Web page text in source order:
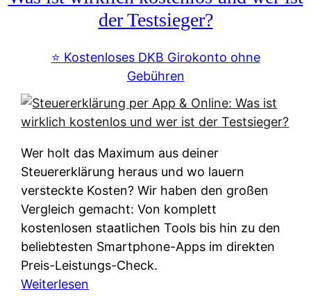
e
u
s
u
n
f
t
e
i
e
g
s
y
t
e
m
M
I
R
:
W
der Testsieger?
⭐️ Kostenloses DKB Girokonto ohne
Gebühren
Wer holt das Maximum aus deiner
Steuererklärung heraus und wo lauern
versteckte Kosten? Wir haben den großen
Vergleich gemacht: Von komplett
kostenlosen staatlichen Tools bis hin zu den
beliebtesten Smartphone-Apps im direkten
Preis-Leistungs-Check.
Weiterlesen